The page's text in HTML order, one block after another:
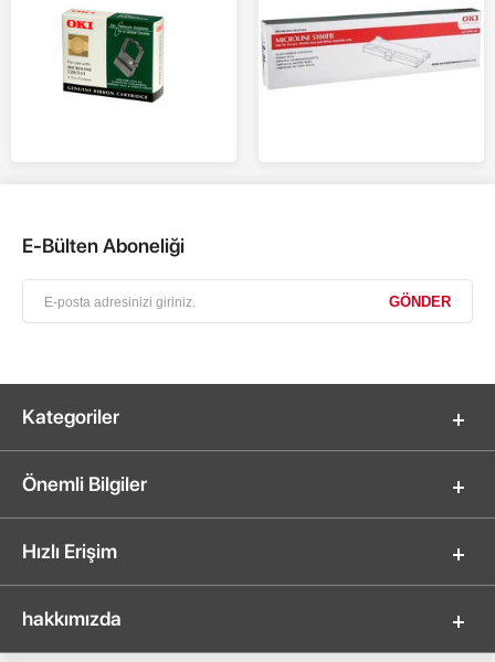
E-Bülten Aboneliği
Kategoriler
Önemli Bilgiler
Hızlı Erişim
hakkımızda